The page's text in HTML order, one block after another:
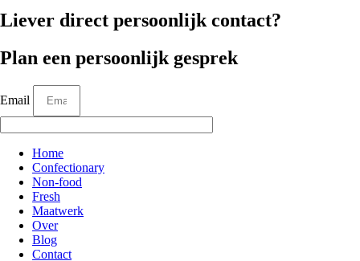
Liever direct persoonlijk contact?
Plan een persoonlijk gesprek
Email
Home
Confectionary
Non-food
Fresh
Maatwerk
Over
Blog
Contact